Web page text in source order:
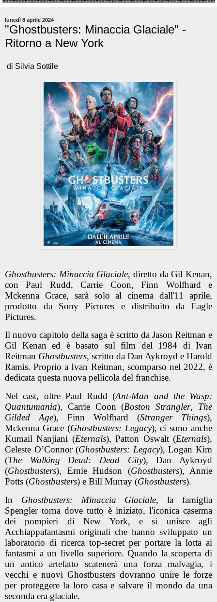
lunedì 8 aprile 2024
"Ghostbusters: Minaccia Glaciale" -
Ritorno a New York
di Silvia Sottile
Ghostbusters: Minaccia Glaciale, diretto da Gil Kenan,
con Paul Rudd, Carrie Coon, Finn Wolfhard e
Mckenna Grace, sarà solo al cinema dall'11 aprile,
prodotto da Sony Pictures e distribuito da Eagle
Pictures.
Il nuovo capitolo della saga è scritto da Jason Reitman e
Gil Kenan ed è basato sul film del 1984 di Ivan
Reitman Ghostbusters, scritto da Dan Aykroyd e Harold
Ramis. Proprio aIvan Reitman, scomparso nel 2022, è
dedicata questa nuova pellicola del franchise.
Nel cast, oltre Paul Rudd (Ant-Man and the Wasp:
Quantumania), Carrie Coon (Boston Strangler, The
Gilded Age), Finn Wolfhard (Stranger Things),
Mckenna Grace (Ghostbusters: Legacy), ci sono anche
Kumail Nanjiani (Eternals), Patton Oswalt (Eternals),
Celeste O’Connor (Ghostbusters: Legacy), Logan Kim
(The Walking Dead: Dead City), Dan Aykroyd
(Ghostbusters), Ernie Hudson (Ghostbusters), Annie
Potts (Ghostbusters) e Bill Murray (Ghostbusters).
In Ghostbusters: Minaccia Glaciale, la famiglia
Spengler torna dove tutto è iniziato, l'iconica caserma
dei pompieri di New York, e si unisce agli
Acchiappafantasmi originali che hanno sviluppato un
laboratorio di ricerca top-secret per portare la lotta ai
fantasmi a un livello superiore. Quando la scoperta di
un antico artefatto scatenerà una forza malvagia, i
vecchi e nuovi Ghostbusters dovranno unire le forze
per proteggere la loro casa e salvare il mondo da una
seconda era glaciale.